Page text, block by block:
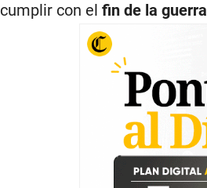
cumplir con el fin de la guerra